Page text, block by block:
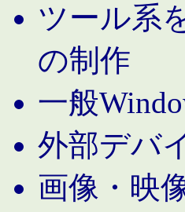
ツール系
の制作
一般
外部デバ
画像・映